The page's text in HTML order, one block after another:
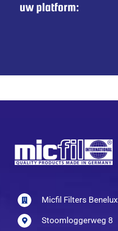
uw platform:
Micfil Filters Benelux
Stoomloggerweg 8